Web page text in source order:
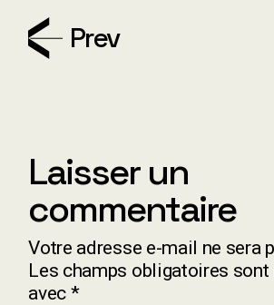
Prev
Laisser un
commentaire
Votre adresse e-mail ne sera
Les champs obligatoires
avec *